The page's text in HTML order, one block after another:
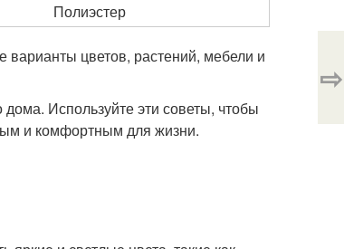
Полиэстер
цветов, растений, мебели и
Используйте эти советы, чтобы
и комфортным для жизни.
⇨